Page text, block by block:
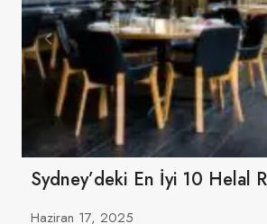
Sydney’deki En İyi 10 Helal
Haziran 17, 2025